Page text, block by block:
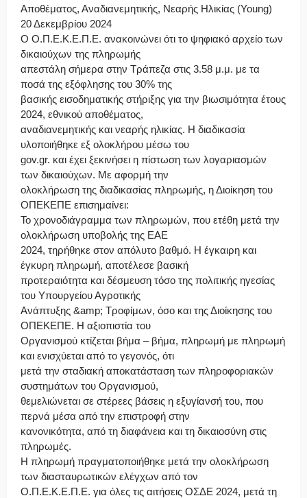
Αποθέματος, Αναδιανεμητικής, Νεαρής Ηλικίας (Young)
20 Δεκεμβρίου 2024
Ο Ο.Π.Ε.Κ.Ε.Π.Ε. ανακοινώνει ότι το ψηφιακό αρχείο των
δικαιούχων της πληρωμής
απεστάλη σήμερα στην Τράπεζα στις 3.58 μ.μ. με τα
ποσά της εξόφλησης του 30% της
βασικής εισοδηματικής στήριξης για την βιωσιμότητα έτους
2024, εθνικού αποθέματος,
αναδιανεμητικής και νεαρής ηλικίας. Η διαδικασία
υλοποιήθηκε εξ ολοκλήρου μέσω του
gov.gr. και έχει ξεκινήσει η πίστωση των λογαριασμών
των δικαιούχων. Με αφορμή την
ολοκλήρωση της διαδικασίας πληρωμής, η Διοίκηση του
ΟΠΕΚΕΠΕ επισημαίνει:
Το χρονοδιάγραμμα των πληρωμών, που ετέθη μετά την
ολοκλήρωση υποβολής της ΕΑΕ
2024, τηρήθηκε στον απόλυτο βαθμό. Η έγκαιρη και
έγκυρη πληρωμή, αποτέλεσε βασική
προτεραιότητα και δέσμευση τόσο της πολιτικής ηγεσίας
του Υπουργείου Αγροτικής
Ανάπτυξης &amp; Τροφίμων, όσο και της Διοίκησης του
ΟΠΕΚΕΠΕ. Η αξιοπιστία του
Οργανισμού κτίζεται βήμα – βήμα, πληρωμή με πληρωμή
και ενισχύεται από το γεγονός, ότι
μετά την σταδιακή αποκατάσταση των πληροφοριακών
συστημάτων του Οργανισμού,
θεμελιώνεται σε στέρεες βάσεις η εξυγίανσή του, που
περνά μέσα από την επιστροφή στην
κανονικότητα, από τη διαφάνεια και τη δικαιοσύνη στις
πληρωμές.
Η πληρωμή πραγματοποιήθηκε μετά την ολοκλήρωση
των διασταυρωτικών ελέγχων από τον
Ο.Π.Ε.Κ.Ε.Π.Ε. για όλες τις αιτήσεις ΟΣΔΕ 2024, μετά τη